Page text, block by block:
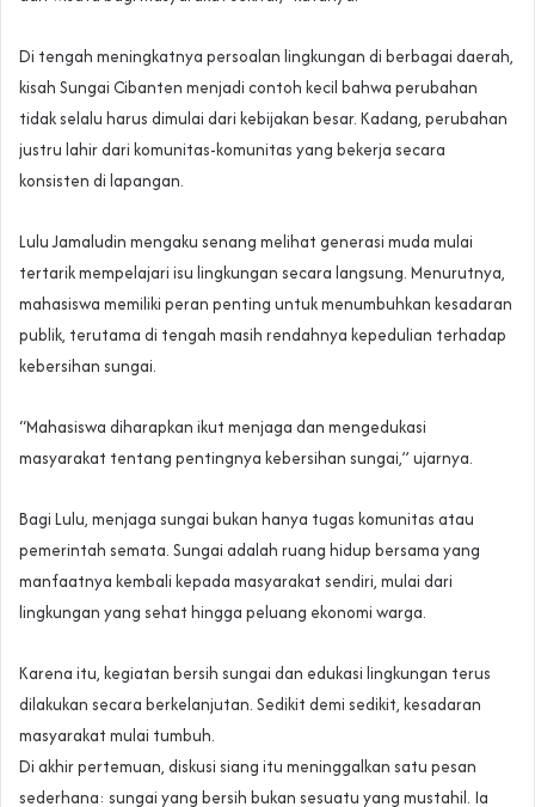
Di tengah meningkatnya persoalan lingkungan di berbagai daerah,
kisah Sungai Cibanten menjadi contoh kecil bahwa perubahan
tidak selalu harus dimulai dari kebijakan besar. Kadang, perubahan
justru lahir dari komunitas-komunitas yang bekerja secara
konsisten di lapangan.
Lulu Jamaludin mengaku senang melihat generasi muda mulai
tertarik mempelajari isu lingkungan secara langsung. Menurutnya,
mahasiswa memiliki peran penting untuk menumbuhkan kesadaran
publik, terutama di tengah masih rendahnya kepedulian terhadap
kebersihan sungai.
“Mahasiswa diharapkan ikut menjaga dan mengedukasi
masyarakat tentang pentingnya kebersihan sungai,” ujarnya.
Bagi Lulu, menjaga sungai bukan hanya tugas komunitas atau
pemerintah semata. Sungai adalah ruang hidup bersama yang
manfaatnya kembali kepada masyarakat sendiri, mulai dari
lingkungan yang sehat hingga peluang ekonomi warga.
Karena itu, kegiatan bersih sungai dan edukasi lingkungan terus
dilakukan secara berkelanjutan. Sedikit demi sedikit, kesadaran
masyarakat mulai tumbuh.
Di akhir pertemuan, diskusi siang itu meninggalkan satu pesan
sederhana: sungai yang bersih bukan sesuatu yang mustahil. Ia